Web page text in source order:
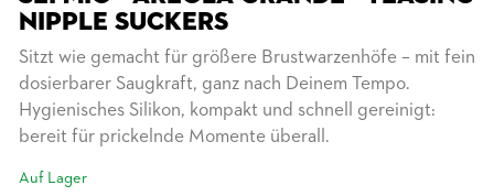
NIPPLE SUCKERS
Sitzt wie gemacht für größere Brustwarzenhöfe – mit fein
dosierbarer Saugkraft, ganz nach Deinem Tempo.
Hygienisches Silikon, kompakt und schnell gereinigt:
bereit für prickelnde Momente überall.
Auf Lager